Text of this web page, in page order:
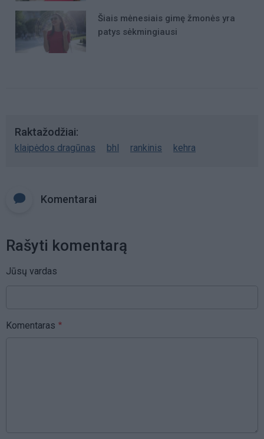
Šiais mėnesiais gimę žmonės yra
patys sėkmingiausi
Raktažodžiai
klaipėdos dragūnas bhl rankinis kehra
Komentarai
Rašyti komentarą
Jūsų vardas
Komentaras